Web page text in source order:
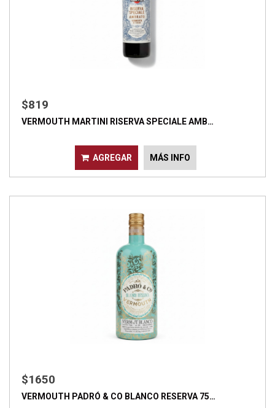
$819
VERMOUTH MARTINI RISERVA SPECIALE AMB…
AGREGAR MÁS INFO
$1650
VERMOUTH PADRÓ & CO BLANCO RESERVA 75…